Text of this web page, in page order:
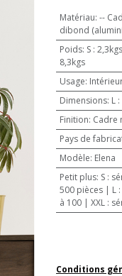
Matériau: --
dibond
Poids: S :
8,3kgs
Usage:
Dimensions: L
Finition: Cadre
Pays de
Modèle: Elena
Petit plus: S :
500 pièces | L : série limitée à 300 pièces | XL : série limitée
à 100 | XXL :
Conditions